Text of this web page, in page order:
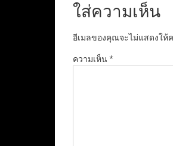
ใส่ความเห็น
อีเมลของคุณจะไม่แสดงให้
ความเห็น*